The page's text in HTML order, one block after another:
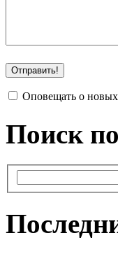
Оповещать о
Поиск